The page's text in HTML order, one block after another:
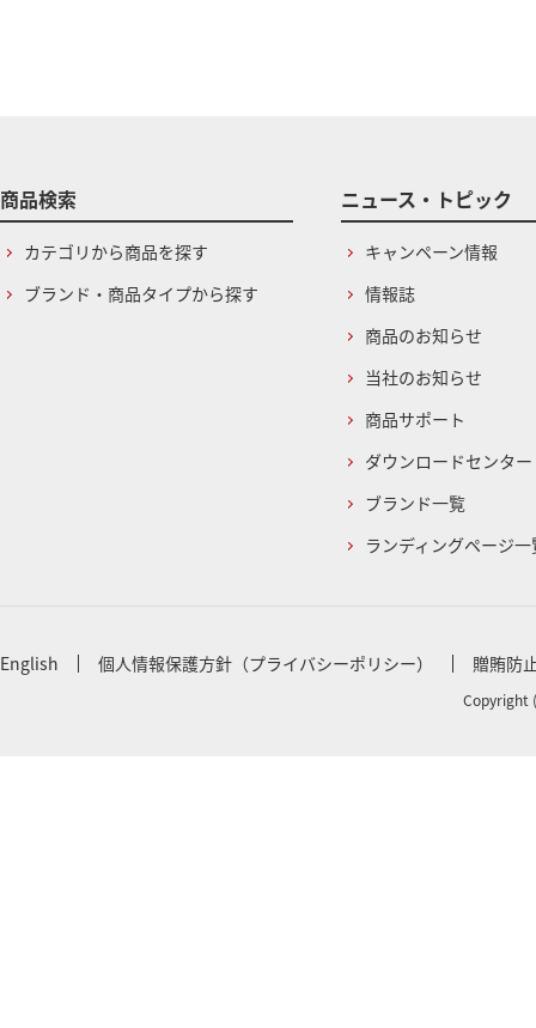
商品検索
カテゴリから商品を探す
ブランド・商品タイプから探す
ニュース・トピック
キャンペーン情報
情報誌
商品のお知らせ
当社のお知らせ
商品サポート
ダウンロードセンター
ブランド一覧
ランディングページ一
English 個人情報保護方針（プライバシーポリシー） 贈賄防
Copyright